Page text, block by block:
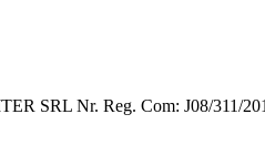
SRL Nr. Reg. Com: J08/311/